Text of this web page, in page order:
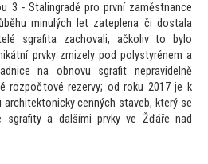
3 - Stalingradě pro první zaměstnance
minulých let zateplena či dostala
sgrafita zachovali, ačkolivto bylo
prvky zmizely pod polystyrénem a
na obnovu sgrafit nepravidelně
rozpočtové rezervy; od roku 2017 je k
architektonicky cenných staveb, který se
sgrafity a dalšími prvky ve Žďáře nad